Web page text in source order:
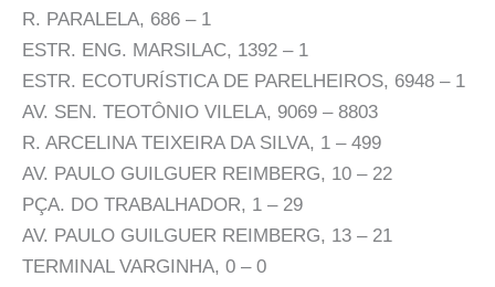
R. PARALELA, 686 – 1
ESTR. ENG. MARSILAC, 1392 – 1
ESTR. ECOTURÍSTICA DE PARELHEIROS, 6948 – 1
AV. SEN. TEOTÔNIO VILELA, 9069 – 8803
R. ARCELINA TEIXEIRA DA SILVA, 1 – 499
AV. PAULO GUILGUER REIMBERG, 10 – 22
PÇA. DO TRABALHADOR, 1 – 29
AV. PAULO GUILGUER REIMBERG, 13 – 21
TERMINAL VARGINHA, 0 – 0